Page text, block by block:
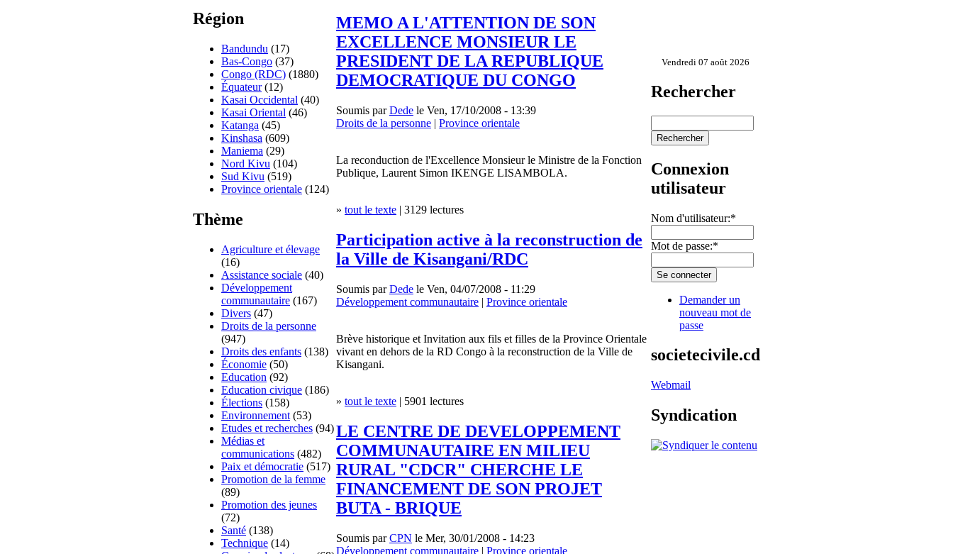
Région
Bandundu (17)
Bas-Congo (37)
Congo (RDC) (1880)
Équateur(12)
Kasai Occidental (40)
Kasai Oriental (46)
Katanga (45)
Kinshasa (609)
Maniema (29)
Nord Kivu (104)
Sud Kivu (519)
Province orientale (124)
Thème
Agriculture et élevage
(16)
Assistance sociale (40)
Développement
communautaire (167)
Divers (47)
Droits de la personne
(947)
Droits des enfants (138)
Économie (50)
Education (92)
Education civique (186)
Élections (158)
Environnement (53)
Etudes et recherches (94)
Médias et
communications (482)
Paix et démocratie (517)
Promotion de la femme
(89)
Promotion des jeunes
(72)
Santé (138)
Technique (14)
MEMO A L'ATTENTION DE SON
EXCELLENCE MONSIEUR LE
PRESIDENT DE LA REPUBLIQUE
DEMOCRATIQUE DU CONGO
Soumis parDede le Ven, 17/10/2008 - 13:39
Droits de la personne | Province orientale
La reconduction de l'Excellence Monsieur le Ministre de la Fonction
Publique, Laurent Simon IKENGE LISAMBOLA.
» tout le texte | 3129 lectures
Participation active à la reconstruction de
la Ville de Kisangani/RDC
Soumis parDede le Ven, 04/07/2008 - 11:29
Développement communautaire | Province orientale
Brève historique et Invitation aux fils et filles de la Province Orientale
vivant en dehors de la RD Congo à la reconstruction de la Ville de
Kisangani.
» tout le texte | 5901 lectures
LE CENTRE DE DEVELOPPEMENT
COMMUNAUTAIRE EN MILIEU
RURAL "CDCR" CHERCHE LE
FINANCEMENT DE SON PROJET
BUTA - BRIQUE
Soumis parCPN le Mer, 30/01/2008 - 14:23
Développement communautaire | Province orientale
Vendredi 07 août 2026
Rechercher
Connexion
utilisateur
Nom d'utilisateur:*
Mot de passe:*
Demander un
nouveau mot de
passe
societecivile.cd
Webmail
Syndication